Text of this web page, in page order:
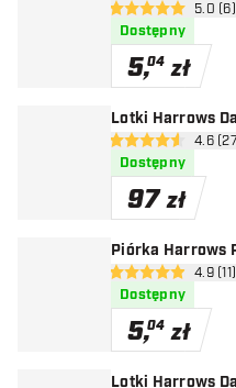
otwórz
5 gwiazdki oceny5.0 (6)
Dostępny
5,04 zł
Lotki Harrows
otwórz
4.6 gwiazdki oceny
4.6
Dostępny
97 zł
Piórka Harrows
otwórz
4.9 gwiazdki oceny
4.9 (11)
Dostępny
5,04 zł
Lotki Harrows